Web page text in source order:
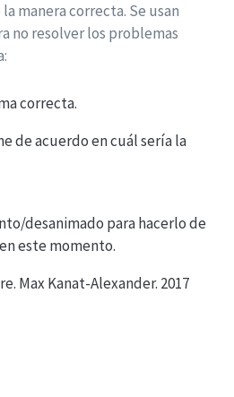
manera correcta. Se usan
no resolver los problemas
correcta.
de acuerdo en cuál sería la
desanimado para hacerlo de
este momento.
Max Kanat-Alexander. 2017